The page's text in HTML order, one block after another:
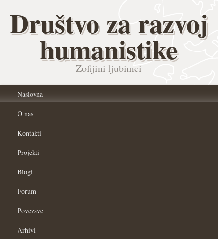
Društvo za razvoj
humanistike
Zofijini ljubimci
Naslovna
O nas
Kontakti
Projekti
Blogi
Forum
Povezave
Arhivi